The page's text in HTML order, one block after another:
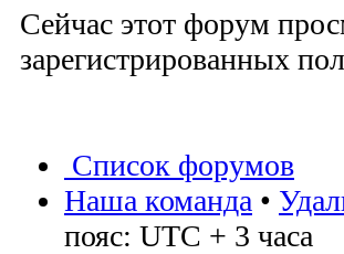
Сейчас этот форум
зарегистрированных
Список форумов
Наша команда •
пояс: UTC + 3 часа